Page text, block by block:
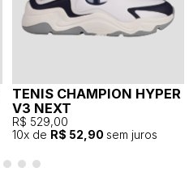
TENIS CHAMPION HYPER
V3 NEXT
R$ 529,00
10x de R$ 52,90 sem juros